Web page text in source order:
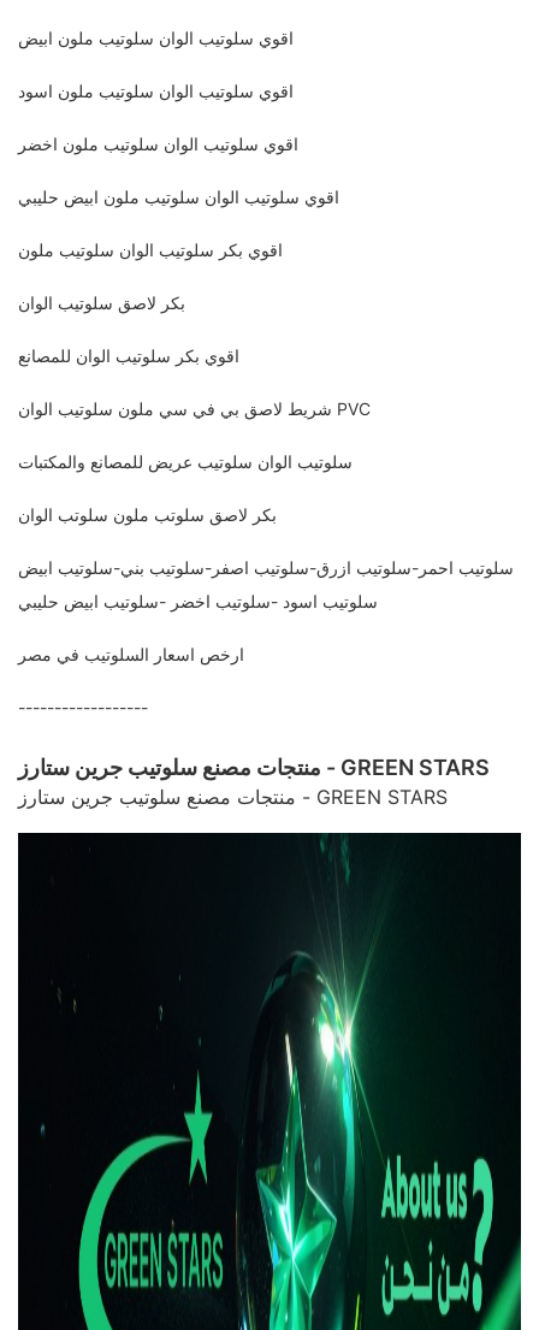
اقوي سلوتيب الوان سلوتيب ملون ابيض
اقوي سلوتيب الوان سلوتيب ملون اسود
اقوي سلوتيب الوان سلوتيب ملون اخضر
اقوي سلوتيب الوان سلوتيب ملون ابيض حليبي
اقوي بكر سلوتيب الوان سلوتيب ملون
بكر لاصق سلوتيب الوان
اقوي بكر سلوتيب الوان للمصانع
شريط لاصق بي في سي ملون سلوتيب الوان PVC
سلوتيب الوان سلوتيب عريض للمصانع والمكتبات
بكر لاصق سلوتب ملون سلوتب الوان
سلوتيب احمر-سلوتيب ازرق-سلوتيب اصفر-سلوتيب بني-سلوتيب ابيض
سلوتيب اسود -سلوتيب اخضر -سلوتيب ابيض حليبي
ارخص اسعار السلوتيب في مصر
------------------
منتجات مصنع سلوتيب جرين ستارز - GREEN STARS
منتجات مصنع سلوتيب جرين ستارز - GREEN STARS